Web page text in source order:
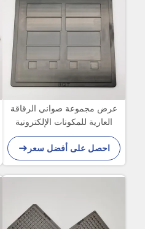
عرض مجموعة صواني الرقاقة
العارية للمكونات الإلكترونية
الحساسة
احصل على أفضل سعر